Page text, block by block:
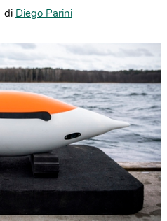
di Diego Parini